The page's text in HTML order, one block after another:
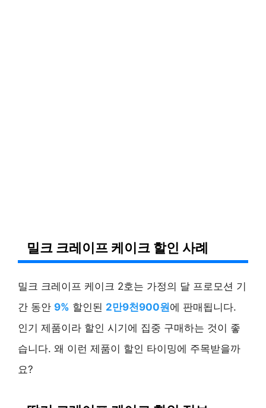
밀크 크레이프 케이크 할인 사례
밀크 크레이프 케이크 2호는 가정의 달 프로모션 기
간 동안 9% 할인된 2만9천900원에 판매됩니다.
인기 제품이라 할인 시기에 집중 구매하는 것이 좋
습니다. 왜 이런 제품이 할인 타이밍에 주목받을까
요?